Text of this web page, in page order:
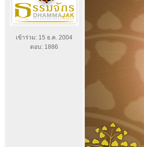
เข้าร่วม: 15 ธ.ค. 2004
ตอบ: 1886